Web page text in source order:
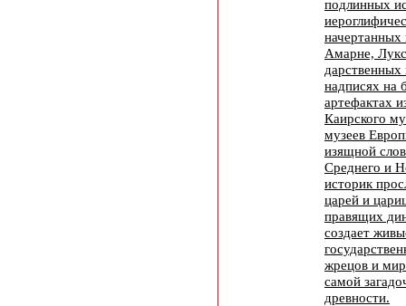
подлинных
начертанных
Амарне,
дарственных
надписях на
артефактах
Каирского
музеев
изящной
Среднего и
историк
царей и
правящих
создает
жрецов и
самой
древности.